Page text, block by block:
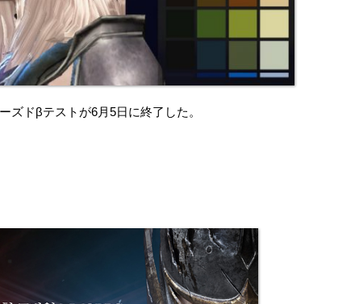
ズドβテストが6月5日に終了した。